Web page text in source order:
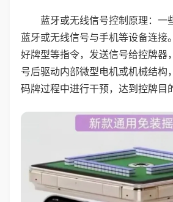
蓝牙或无线信号控制原理：一
蓝牙或无线信号与手机等设备连接
好牌型等指令，发送信号给控牌器
号后驱动内部微型电机或机械结构
码牌过程中进行干预，达到控牌目